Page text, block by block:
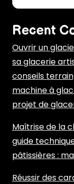
Recent
Ouvrir un
sa glacerie
conseils
machine à
projet de
Maîtrise de la
guide
pâtissières :
Réussir des